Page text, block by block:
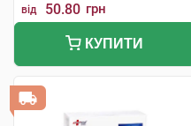
від 50.80 грн
КУПИТИ